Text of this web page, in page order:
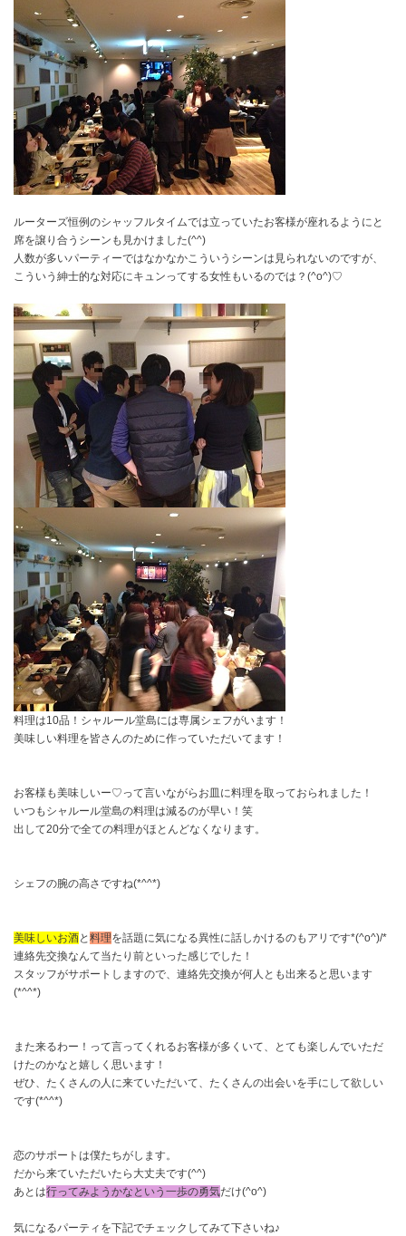
ルーターズ恒例のシャッフルタイムでは立っていたお客様が座れるようにと
席を譲り合うシーンも見かけました(^^)
人数が多いパーティーではなかなかこういうシーンは見られないのですが、
こういう紳士的な対応にキュンってする女性もいるのでは？(^o^)♡
料理は10品！シャルール堂島には専属シェフがいます！
美味しい料理を皆さんのために作っていただいてます！
お客様も美味しいー♡って言いながらお皿に料理を取っておられました！
いつもシャルール堂島の料理は減るのが早い！笑
出して20分で全ての料理がほとんどなくなります。
シェフの腕の高さですね(*^^*)
美味しいお酒と 料理を話題に気になる異性に話しかけるのもアリです*(^o^)/*
連絡先交換なんて当たり前といった感じでした！
スタッフがサポートしますので、連絡先交換が何人とも出来ると思います
(*^^*)
また来るわー！って言ってくれるお客様が多くいて、とても楽しんでいただ
けたのかなと嬉しく思います！
ぜひ、たくさんの人に来ていただいて、たくさんの出会いを手にして欲しい
です(*^^*)
恋のサポートは僕たちがします。
だから来ていただいたら大丈夫です(^^)
あとは行ってみようかなという一歩の勇気だけ(^o^)
気になるパーティを下記でチェックしてみて下さいね♪